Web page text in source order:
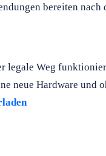
bereiten nach
legale Weg
neue Hardware und